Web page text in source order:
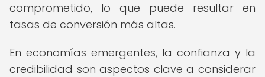
comprometido, lo que puede resultar en
tasas de conversión más altas.
En economías emergentes, la confianza y la
credibilidad son aspectos clave a considerar